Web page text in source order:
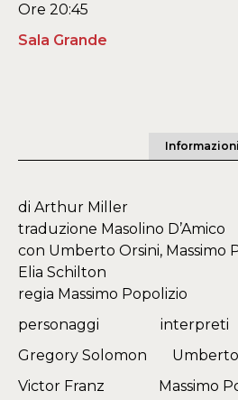
Ore 20:45
Sala Grande
Informazioni
di Arthur Miller
traduzione Masolino D’Amico
con Umberto Orsini, Massimo
Elia Schilton
regia Massimo Popolizio
personaggi interpreti
Gregory Solomon Umberto
Victor Franz Massimo